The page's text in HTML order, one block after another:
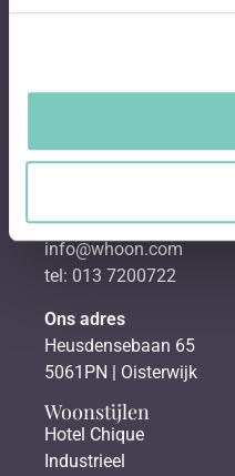
Ruimtes
Whoon Oisterwijk
info@whoon.com
tel: 013 7200722
Ons adres
Heusdensebaan 65
5061PN | Oisterwijk
Woonstijlen
Hotel Chique
Industrieel